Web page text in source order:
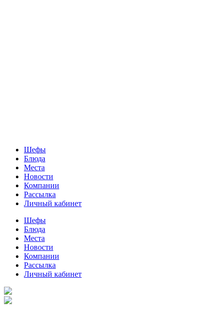
Шефы
Блюда
Места
Новости
Компании
Рассылка
Личный кабинет
Шефы
Блюда
Места
Новости
Компании
Рассылка
Личный кабинет